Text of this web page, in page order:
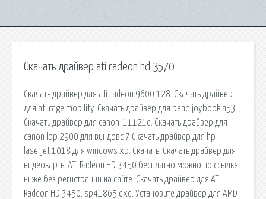
Скачать драйвер ati radeon hd 3570
Скачать драйвер для ati radeon 9600 128. Скачать драйвер
для ati rage mobility. Скачать драйвер для benq joybook a53.
Скачать драйвер для canon l11121e. Скачать драйвер для
canon lbp 2900 для виндовс 7 Скачать драйвер для hp
laserjet 1018 для windows xp. Скачать. Скачать драйвер для
видеокарты ATI Radeon HD 3450 бесплатно можно по ссылке
ниже без регистрации на сайте. Скачать драйвер для ATI
Radeon HD 3450: sp41865.exe. Установите драйвер для AMD